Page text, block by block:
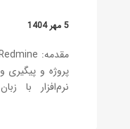
5 مهر 1404